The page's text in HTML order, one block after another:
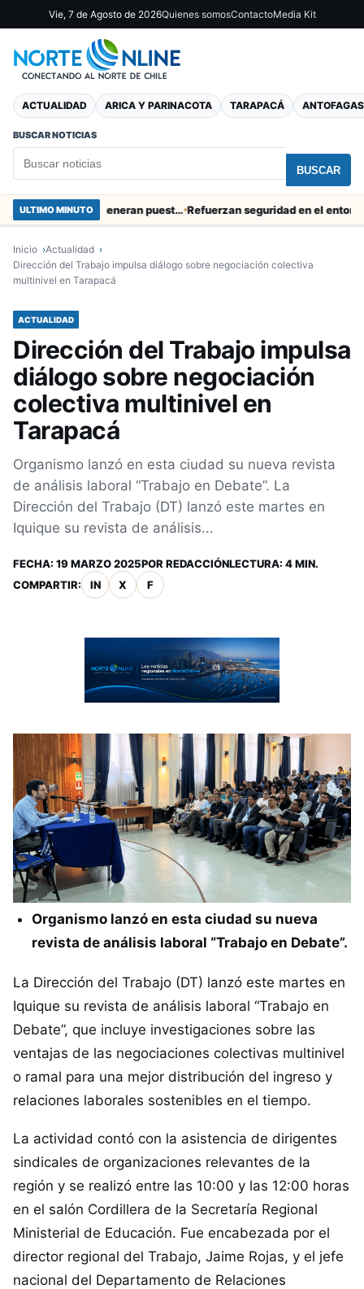
Vie, 7 de Agosto de 2026Quienes somosContactoMedia Kit
ACTUALIDAD ARICA Y PARINACOTA TARAPACÁ
BUSCAR NOTICIAS
BUSCAR
ULTIMO MINUTO Obras de Aguas del Altiplano en Arica generan puestos de trabajo Refuerzan seguridad en el entorno
Inicio
Actualidad
Dirección del Trabajo impulsa diálogo sobre negociación colectiva
multinivel en Tarapacá
ACTUALIDAD
Dirección del Trabajo impulsa
diálogo sobre negociación
colectiva multinivel en
Tarapacá
Organismo lanzó en esta ciudad su nueva revista
de análisis laboral “Trabajo en Debate”. La
Dirección del Trabajo (DT) lanzó este martes en
Iquique su revista de análisis...
FECHA: 19 MARZO 2025POR REDACCIÓNLECTURA: 4 MIN.
COMPARTIR:
IN X F
Organismo lanzó en esta ciudad su nueva
revista de análisis laboral “Trabajo en Debate”.
La Dirección del Trabajo (DT) lanzó este martes en
Iquique su revista de análisis laboral “Trabajo en
Debate”, que incluye investigaciones sobre las
ventajas de las negociaciones colectivas multinivel
o ramal para una mejor distribución del ingreso y
relaciones laborales sostenibles en el tiempo.
La actividad contó con la asistencia de dirigentes
sindicales de organizaciones relevantes de la
región y se realizó entre las 10:00 y las 12:00 horas
en el salón Cordillera de la Secretaría Regional
Ministerial de Educación. Fue encabezada por el
director regional del Trabajo, Jaime Rojas, y el jefe
nacional del Departamento de Relaciones